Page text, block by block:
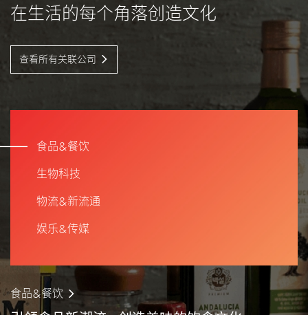
在生活的每个角落创造文化
查看所有关联公司
食品&餐饮
生物科技
物流&新流通
娱乐&传媒
食品&餐饮